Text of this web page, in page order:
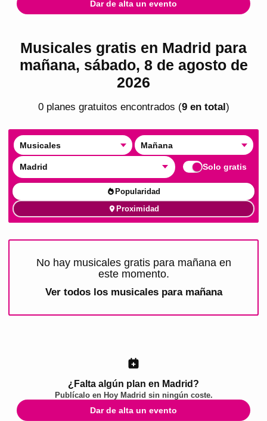
Dar de alta un evento
Musicales gratis en Madrid para
mañana, sábado, 8 de agosto de
2026
0planes gratuitos encontrados (9en total)
Musicales Mañana
Madrid Solo gratis
Popularidad
Proximidad
No hay musicales gratis para mañana en
este momento.
Ver todos los musicales para mañana
¿Falta algún plan en Madrid?
Publícalo en Hoy Madrid sin ningún coste.
Dar de alta un evento